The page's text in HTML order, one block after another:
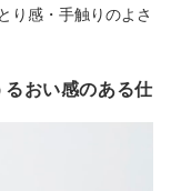
り感・手触りのよさ
おい感のある仕